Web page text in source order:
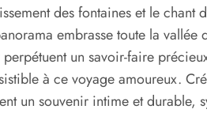
des fontaines et le
embrasse toute la vallée
perpétuent un savoir-faire
à ce voyage amoureux.
un souvenir intime et durable,